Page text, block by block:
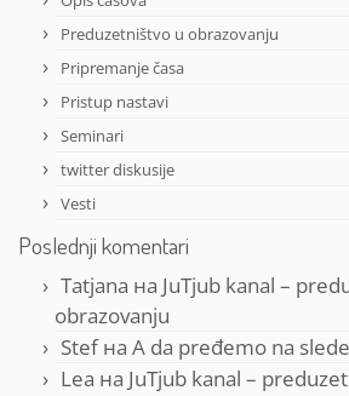
Preduzetništvo u obrazovanju
Pripremanje časa
Pristup nastavi
Seminari
twitter diskusije
Vesti
Poslednji komentari
Tatjana на JuTjub kanal –
obrazovanju
Stefна A da pređemo na
Lea на JuTjub kanal –